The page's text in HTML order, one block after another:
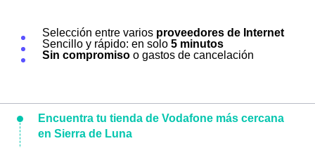
Selección entre varios proveedores de Internet
Sencillo y rápido: en solo 5 minutos
Sin compromiso o gastos de cancelación
Encuentra tu tienda de Vodafone más cercana
en Sierra de Luna